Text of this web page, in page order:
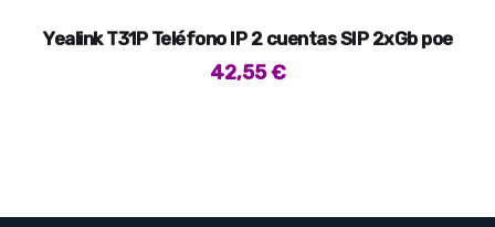
Yealink T31P Teléfono IP 2 cuentas SIP 2xGb poe
42,55€